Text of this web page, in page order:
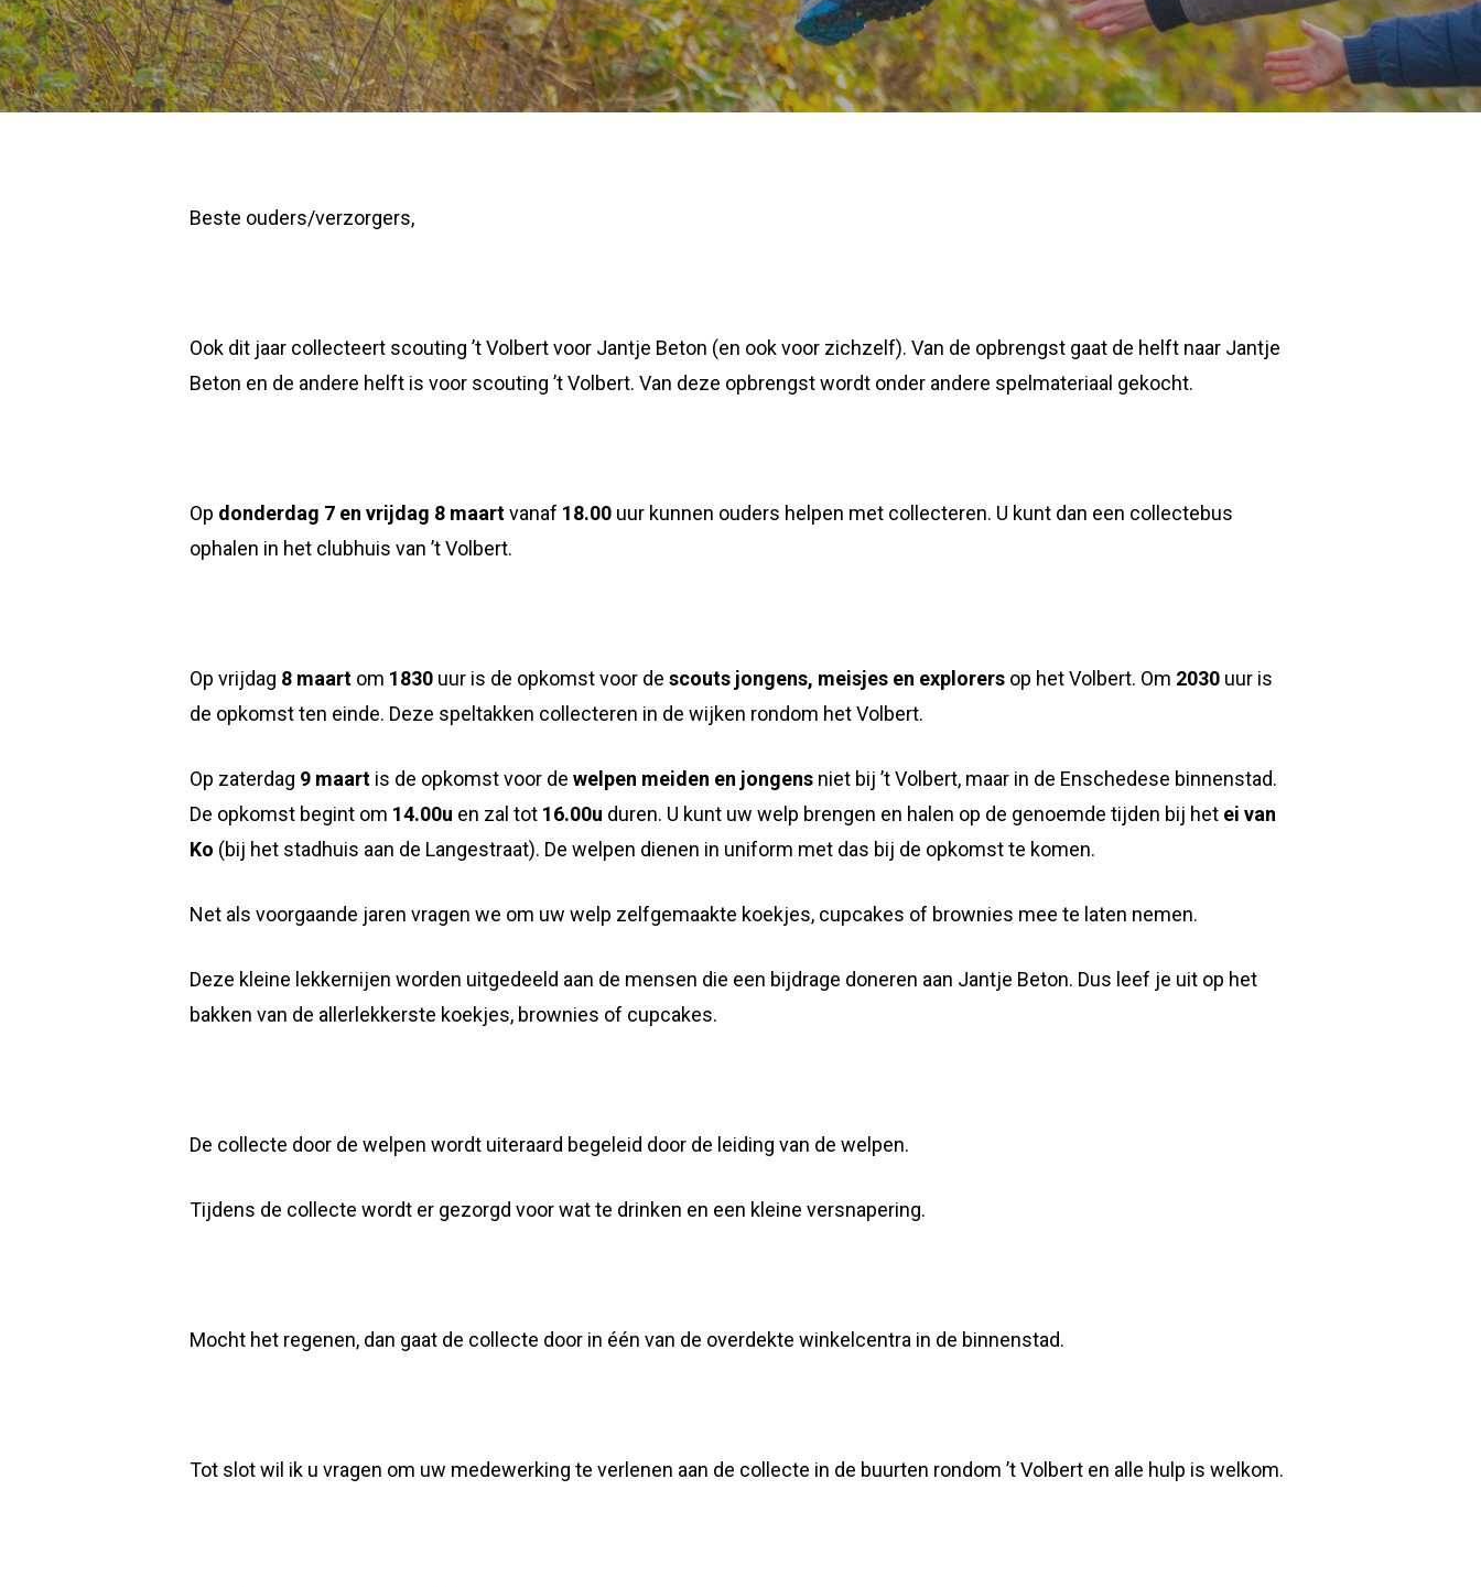
Beste ouders/verzorgers,
Ook dit jaar collecteert scouting ’t Volbert voor Jantje Beton (en ook voor zichzelf). Van de opbrengst gaat de helft naar Jantje
Beton en de andere helft is voor scouting ’t Volbert. Van deze opbrengst wordt onder andere spelmateriaal gekocht.
Op donderdag 7 en vrijdag 8 maartvanaf 18.00 uur kunnen ouders helpen met collecteren. U kunt dan een collectebus
ophalen in het clubhuis van ’t Volbert.
Op vrijdag 8 maart om 1830 uur is de opkomst voor de scouts jongens, meisjes en explorers op het Volbert. Om 2030 uur is
de opkomst ten einde. Deze speltakken collecteren in de wijken rondom het Volbert.
Op zaterdag 9 maart is de opkomst voor de welpen meiden en jongens niet bij ’t Volbert, maar in de Enschedese binnenstad.
De opkomst begint om 14.00u en zal tot 16.00u duren. U kunt uw welp brengen en halen op de genoemde tijden bij het ei van
Ko (bij het stadhuis aan de Langestraat). De welpen dienen in uniform met das bij de opkomst te komen.
Net als voorgaande jaren vragen we om uw welp zelfgemaakte koekjes, cupcakes of brownies mee te laten nemen.
Deze kleine lekkernijen worden uitgedeeld aan de mensen die een bijdrage doneren aan Jantje Beton. Dus leef je uit op het
bakken van de allerlekkerste koekjes, brownies of cupcakes.
De collecte door de welpen wordt uiteraard begeleid door de leiding van de welpen.
Tijdens de collecte wordt er gezorgd voor wat te drinken en een kleine versnapering.
Mocht het regenen, dan gaat de collecte door in één van de overdekte winkelcentra in de binnenstad.
Tot slot wil ik u vragen om uw medewerking te verlenen aan de collecte in de buurten rondom ’t Volbert en alle hulp is welkom.